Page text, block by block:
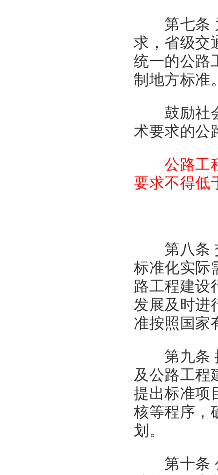
第七条 为
求，省级交
统一的公路
制地方标准
鼓励社会
术要求的公
公路工程
要求不得低
第八条 交
标准化实际
路工程建设
发展及时进
准按照国家
第九条 按
及公路工程
提出标准项
核等程序，
划。
第十条 公